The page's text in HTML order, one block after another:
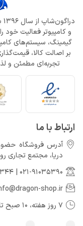
و کامپیوتر فعالیت
گیمینگ، سیستم‌های
بر اصالت کالا،
تجربه‌ای مطمئن و
ارتباط با ما
آدرس فروشگاه
دريا، مجتمع تجارى رويـال، طبقه
021-91035390
shop.ir
7 روز هفته، 10 صبح تا 9 شب پاسخگوی شما عزیزان هستیم.